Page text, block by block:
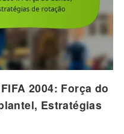
2004: Força do
Estratégias